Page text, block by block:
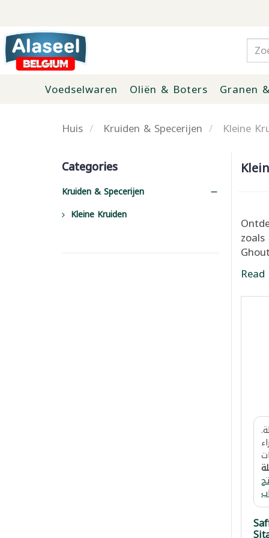
Voedselwaren Oliën & Boters Granen
Huis Kruiden & Specerijen Kleine
Categories
Kruiden & Specerijen
Kleine Kruiden